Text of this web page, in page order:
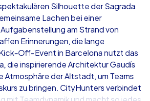
15-1,000
Barcelona
1,5-3,0 h
Silhouette der Sagrada
Lachen bei einer
am Strand von
Erinnerungen, die lange
Off-Event in Barcelona nutzt das
die inspirierende Architektur Gaudís
Atmosphäre der Altstadt, um Teams
zu bringen. CityHunters verbindet